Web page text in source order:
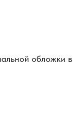
обложки в